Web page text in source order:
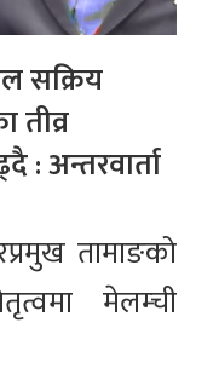
सक्रिय
तीव्र
: अन्तरवार्ता
तामाङको
मेलम्ची